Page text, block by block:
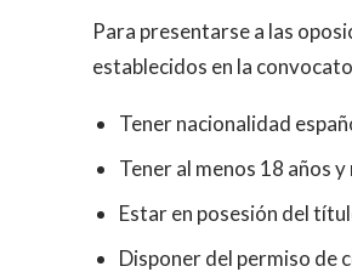
Para presentarse a las
establecidos en la
Tener nacionalidad
Tener al menos 18 años
Estar en posesión del
Disponer del permiso de